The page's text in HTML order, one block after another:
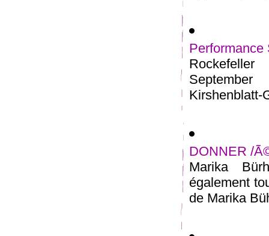
Performance
Kirshenblatt-
DONNER /
Marika
également
de Marika